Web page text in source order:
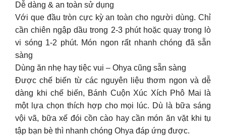
Dễ dàng & an toàn sử dụng
Với que đầu tròn cực kỳ an toàn cho người dùng. Chỉ
cần chiên ngập dầu trong 2-3 phút hoặc quay trong lò
vi sóng 1-2 phút. Món ngon rất nhanh chóng đã sẵn
sàng
Dùng ăn nhẹ hay tiệc vui – Ohya cũng sẵn sàng
Được chế biến từ các nguyên liệu thơm ngon và dễ
dàng khi chế biến, Bánh Cuộn Xúc Xích Phô Mai là
một lựa chọn thích hợp cho mọi lúc. Dù là bữa sáng
vội vã, bữa xế đói cồn cào hay cần món ăn vặt khi tụ
tập bạn bè thì nhanh chóng Ohya đáp ứng được.